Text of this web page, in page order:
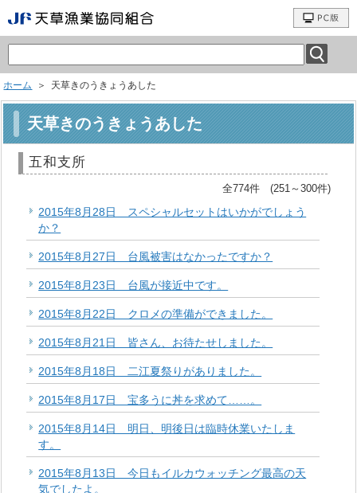
ホーム ＞ 天草きのうきょうあした
天草きのうきょうあした
五和支所
全774件 (251～300件)
2015年8月28日 スペシャルセットはいかがでしょう
か？
2015年8月27日 台風被害はなかったですか？
2015年8月23日 台風が接近中です。
2015年8月22日 クロメの準備ができました。
2015年8月21日 皆さん、お待たせしました。
2015年8月18日 二江夏祭りがありました。
2015年8月17日 宝多うに丼を求めて……。
2015年8月14日 明日、明後日は臨時休業いたしま
す。
2015年8月13日 今日もイルカウォッチング最高の天
気でしたよ。